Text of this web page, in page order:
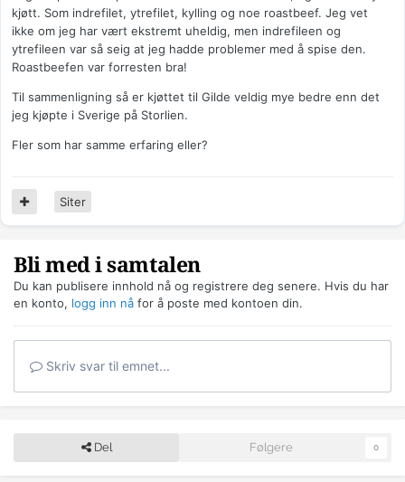
kjøtt. Som indrefilet, ytrefilet, kylling og noe roastbeef. Jeg vet
ikke om jeg har vært ekstremt uheldig, men indrefileen og
ytrefileen var så seig at jeg hadde problemer med å spise den.
Roastbeefen var forresten bra!
Til sammenligning så er kjøttet til Gilde veldig mye bedre enn det
jeg kjøpte i Sverige på Storlien.
Fler som har samme erfaring eller?
Siter
Bli med i samtalen
Du kan publisere innhold nå og registrere deg senere. Hvis du har
en konto, logg inn nå for å poste med kontoen din.
Skriv svar til emnet...
Del Følgere 0